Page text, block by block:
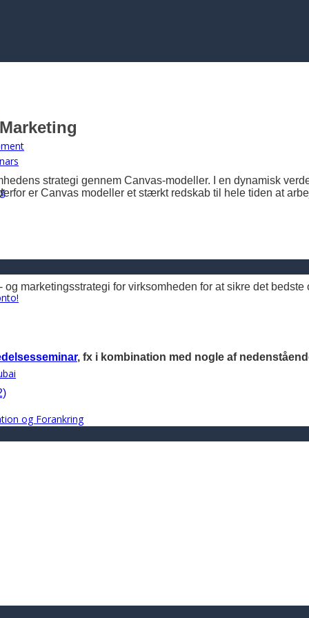
og Forankring
strategi gennem Canvas-modeller. I en dynamisk
er Canvas modeller et stærkt redskab til hele tiden at
marketingsstrategi for virksomheden for at sikre det
, fx i kombination med nogle af